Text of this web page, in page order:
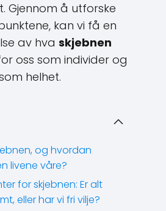
Gjennom å utforske
kan vi få en
av hva skjebnen
oss som individer og
helhet.
og hvordan
livene våre?
for skjebnen: Er alt
eller har vi fri vilje?